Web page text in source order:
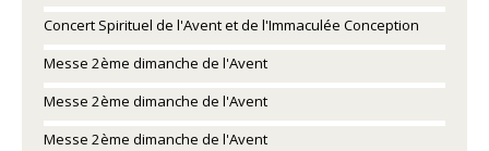
Concert Spirituel de l'Avent et de l'Immaculée Conception
Messe 2ème dimanche de l'Avent
Messe 2ème dimanche de l'Avent
Messe 2ème dimanche de l'Avent